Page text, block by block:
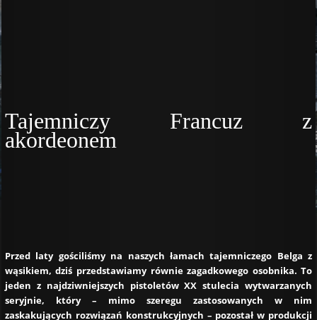
Tajemniczy Francuz z
akordeonem
Przed laty gościliśmy na naszych łamach tajemniczego Belga z
wąsikiem, dziś przedstawiamy równie zagadkowego osobnika. To
jeden z najdziwniejszych pistoletów XX stulecia wytwarzanych
seryjnie, który – mimo szeregu zastosowanych w nim
zaskakujących rozwiązań konstrukcyjnych – pozostał w produkcji